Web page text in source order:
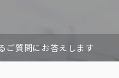
ご質問にお答えします